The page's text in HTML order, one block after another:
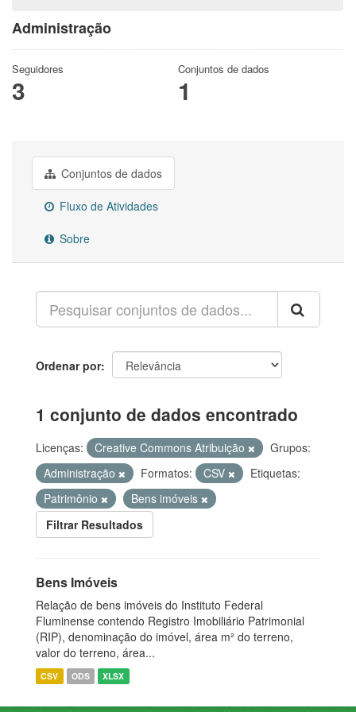
Administração
Seguidores
3
Conjuntos de dados
1
Conjuntos de dados
Fluxo de Atividades
Sobre
Ordenar por
1 conjunto de dados encontrado
Licenças: Creative Commons Atribuição
Grupos:
Administração
Formatos: CSV
Etiquetas:
Patrimônio
Bens imóveis
Filtrar Resultados
Bens Imóveis
Relação de bens imóveis do Instituto Federal
Fluminense contendo Registro Imobiliário Patrimonial
(RIP), denominação do imóvel, área m² do terreno,
valor do terreno, área...
CSV ODS XLSX